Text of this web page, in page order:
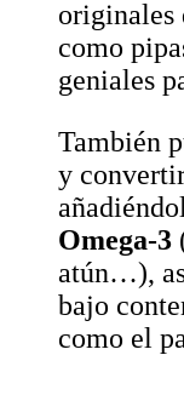
originales
como
geniales
También
y
Omega-3
atún…),
bajo
como el